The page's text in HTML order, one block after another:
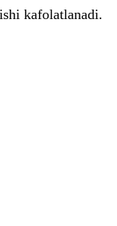
kafolatlanadi.